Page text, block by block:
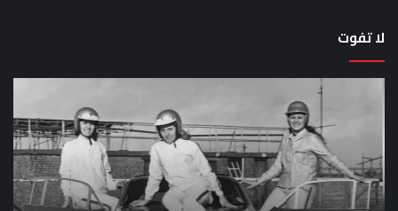
لا تفوت
لماذا
من
المشاركة
في